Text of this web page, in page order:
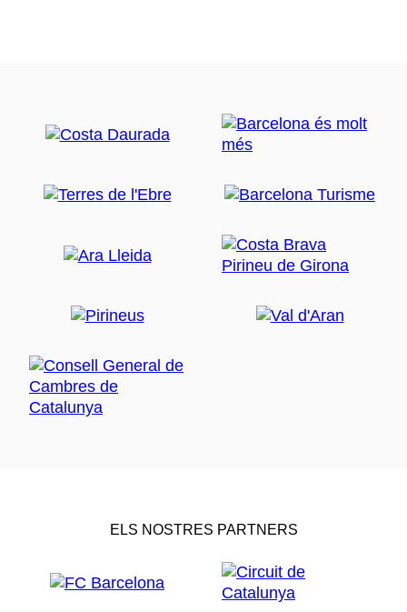
ELS NOSTRES PARTNERS